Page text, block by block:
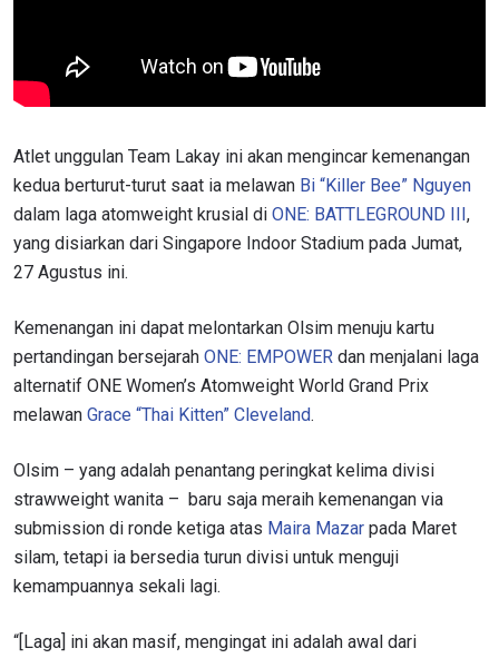
Atlet unggulan Team Lakay ini akan mengincar kemenangan
kedua berturut-turut saat ia melawan Bi “Killer Bee” Nguyen
dalam laga atomweight krusial di ONE: BATTLEGROUND III,
yang disiarkan dari Singapore Indoor Stadium pada Jumat,
27 Agustus ini.
Kemenangan ini dapat melontarkan Olsim menuju kartu
pertandingan bersejarah ONE: EMPOWER dan menjalani laga
alternatif ONE Women’s Atomweight World Grand Prix
melawan Grace “Thai Kitten” Cleveland.
Olsim – yang adalah penantang peringkat kelima divisi
strawweight wanita – baru saja meraih kemenangan via
submission di ronde ketiga atas Maira Mazar pada Maret
silam, tetapi ia bersedia turun divisi untuk menguji
kemampuannya sekali lagi.
“[Laga] ini akan masif, mengingat ini adalah awal dari